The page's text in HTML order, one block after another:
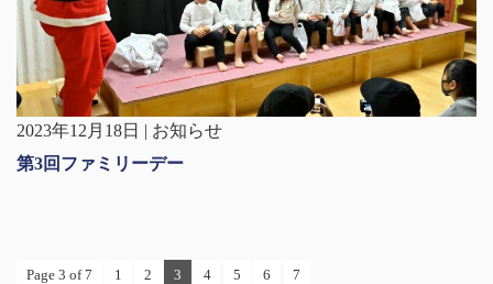
2023年12月18日 | お知らせ
第3回ファミリーデー
Page 3 of 7 1 2 3 4 5 6 7